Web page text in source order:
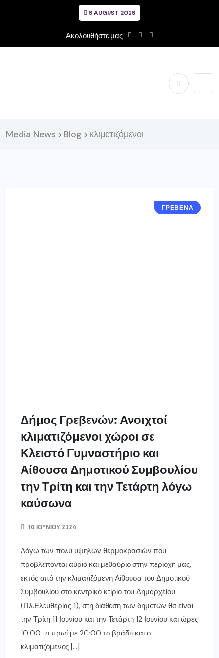
6 AUGUST 2026
Ακολουθήστε μας
Media News > Blog > κλιματιζόμενοι
ΓΡΕΒΕΝΑ
Δήμος Γρεβενών: Ανοιχτοί
κλιματιζόμενοι χώροι σε
Κλειστό Γυμναστήριο και
Αίθουσα Δημοτικού Συμβουλίου
την Τρίτη και την Τετάρτη λόγω
καύσωνα
10 ΙΟΥΝΊΟΥ 2024
Λόγω των πολύ υψηλών θερμοκρασιών που
προβλέπονται αύριο και μεθαύριο στην περιοχή μας,
εκτός από την κλιματιζόμενη Αίθουσα του Δημοτικού
Συμβουλίου στο κεντρικό κτίριο του Δημαρχείου
(Πλ.Ελευθερίας 1), στη διάθεση των δημοτών θα είναι
την Τρίτη 11 Ιουνίου και την Τετάρτη 12 Ιουνίου και ώρες
10:00 το πρωί με 20:00 το βράδυ και ο
κλιματιζόμενος […]